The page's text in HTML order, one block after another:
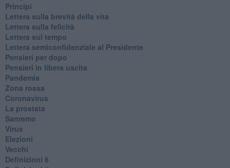
Principi
​Lettera sulla brevità della vita
​Lettera sulla felicità
​Lettera sul tempo
Lettera semiconfidenziale al Presidente
Pensieri per dopo
​Pensieri in libera uscita
Pandemia
Zona rossa
Coronavirus
La prostata
Sanremo
Virus
Elezioni
Vecchi
Definizioni 6